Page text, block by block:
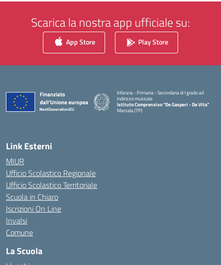
Scarica la nostra app ufficiale su:
App Store Play Store
Infanzia - Primaria - Secondaria di I grado ad
indirizzo musicale
Istituto Comprensivo "De Gasperi - De Vita"
Marsala (TP)
Link Esterni
MIUR
Ufficio Scolastico Regionale
Ufficio Scolastico Territoriale
Scuola in Chiaro
Iscrizioni On Line
Invalsi
Comune
La Scuola